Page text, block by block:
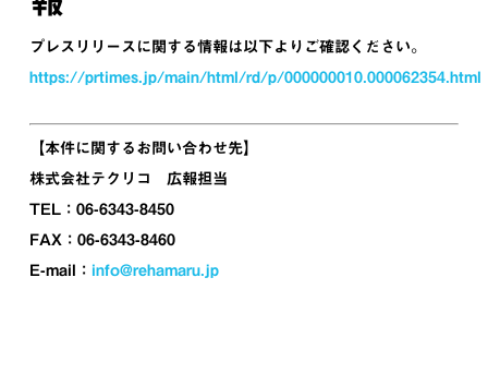
プレスリリースに関する情報は以下よりご確認ください。
https://prtimes.jp/main/html/rd/p/000000010.000062354.html
【本件に関するお問い合わせ先】
株式会社テクリコ 広報担当
TEL：06-6343-8450
FAX：06-6343-8460
E-mail： info@rehamaru.jp